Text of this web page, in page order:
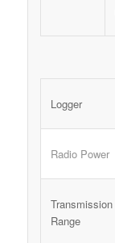
Logger
Radio Power
Transmission
Range